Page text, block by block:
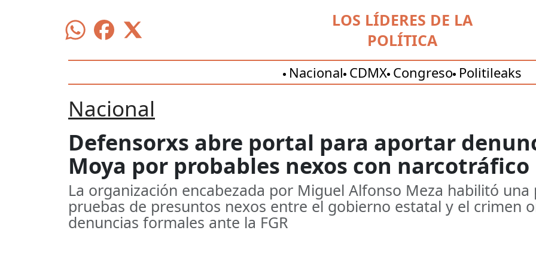
LOS LÍDERES DE LA
POLÍTICA
Nacional CDMX Congreso Politileaks
Nacional
Defensorxs abre portal para aportar
Moya por probables nexos con narcotráfico
La organización encabezada por Miguel Alfonso Meza habilitó
pruebas de presuntos nexos entre el gobierno estatal y el crimen
denuncias formales ante la FGR